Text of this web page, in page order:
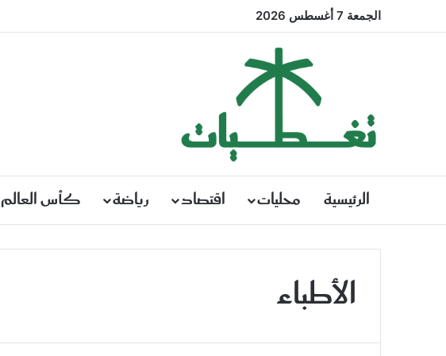
الجمعة 7 أغسطس 2026
الرئيسية محليات اقتصاد رياضة كأس العالم
الأطباء